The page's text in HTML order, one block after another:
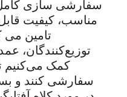
مناسب، کیفیت
تامین می
توزیع‌کنندگان،
کمک می‌کنیم
سفارشی کنند و